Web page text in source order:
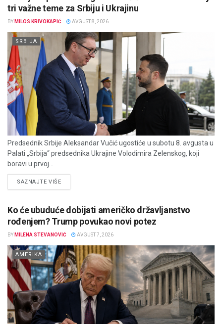
tri važne teme za Srbiju i Ukrajinu
BY MILOS KRIVOKAPIĆ AVGUST 8, 2026
SRBIJA
Predsednik Srbije Aleksandar Vučić ugostiće u subotu 8. avgusta u
Palati „Srbija“ predsednika Ukrajine Volodimira Zelenskog, koji
boravi u prvoj...
SAZNAJTE VIŠEDETAILS
Ko će ubuduće dobijati američko državljanstvo
rođenjem? Trump povukao novi potez
BY MILENA STEVANOVIĆ AVGUST 7, 2026
AMERIKA